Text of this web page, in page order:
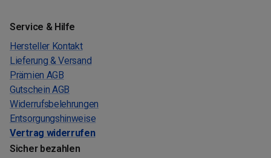
Service & Hilfe
Hersteller Kontakt
Lieferung & Versand
Prämien AGB
Gutschein AGB
Widerrufsbelehrungen
Entsorgungshinweise
Vertrag widerrufen
Sicher bezahlen